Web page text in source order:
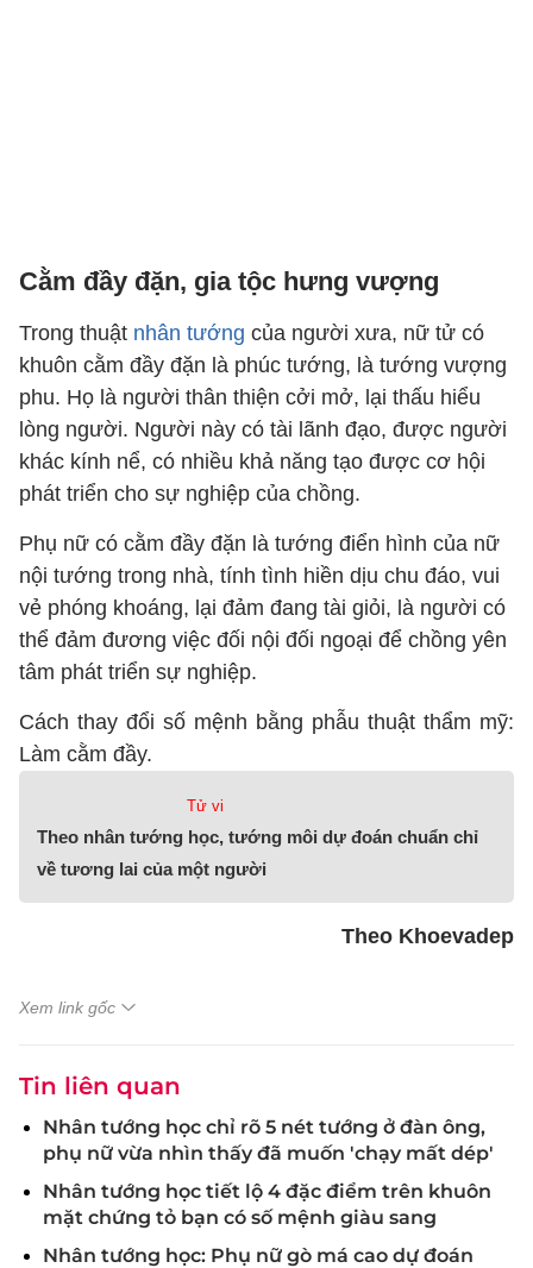
Cằm đầy đặn, gia tộc hưng vượng
Trong thuật nhân tướng của người xưa, nữ tử có
khuôn cằm đầy đặn là phúc tướng, là tướng vượng
phu. Họ là người thân thiện cởi mở, lại thấu hiểu
lòng người. Người này có tài lãnh đạo, được người
khác kính nể, có nhiều khả năng tạo được cơ hội
phát triển cho sự nghiệp của chồng.
Phụ nữ có cằm đầy đặn là tướng điển hình của nữ
nội tướng trong nhà, tính tình hiền dịu chu đáo, vui
vẻ phóng khoáng, lại đảm đang tài giỏi, là người có
thể đảm đương việc đối nội đối ngoại để chồng yên
tâm phát triển sự nghiệp.
Cách thay đổi số mệnh bằng phẫu thuật thẩm mỹ:
Làm cằm đầy.
Tử vi
Theo nhân tướng học, tướng môi dự đoán chuẩn chỉ
về tương lai của một người
Theo Khoevadep
Xem link gốc
Tin liên quan
Nhân tướng học chỉ rõ 5 nét tướng ở đàn ông,
phụ nữ vừa nhìn thấy đã muốn 'chạy mất dép'
Nhân tướng học tiết lộ 4 đặc điểm trên khuôn
mặt chứng tỏ bạn có số mệnh giàu sang
Nhân tướng học: Phụ nữ gò má cao dự đoán